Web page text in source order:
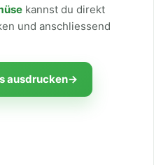
kannst du direkt
und anschliessend
ausdrucken→